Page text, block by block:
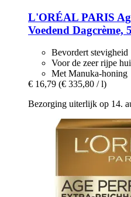
L'ORÉAL PARIS
Voedend Dagcrème,
Bevordert stevigheid
Voor de zeer rijpe
Met Manuka-honing
€ 16,79 (€ 335,80 / l)
Bezorging uiterlijk op 14.